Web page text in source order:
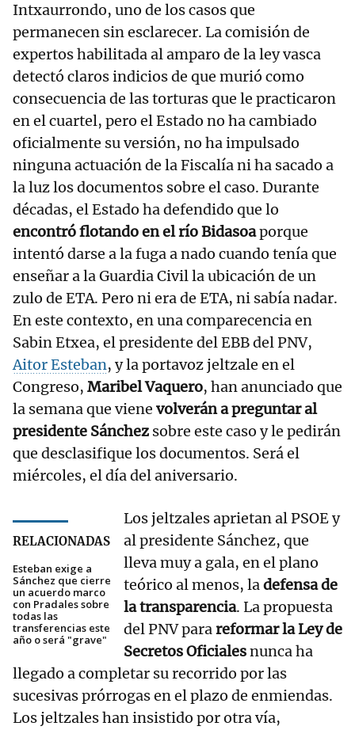
Intxaurrondo, uno de los casos que
permanecen sin esclarecer. La comisión de
expertos habilitada al amparo de la ley vasca
detectó claros indicios de que murió como
consecuencia de las torturas que le practicaron
en el cuartel, pero el Estado no ha cambiado
oficialmente su versión, no ha impulsado
ninguna actuación de la Fiscalía ni ha sacado a
la luz los documentos sobre el caso. Durante
décadas, el Estado ha defendido que lo
encontró flotando en el río Bidasoaporque
intentó darse a la fuga a nado cuando tenía que
enseñar a la Guardia Civil la ubicación de un
zulo de ETA. Pero ni era de ETA, ni sabía nadar.
En este contexto, en una comparecencia en
Sabin Etxea, el presidente del EBB del PNV,
Aitor Esteban, y la portavoz jeltzale en el
Congreso, Maribel Vaquero, han anunciado que
la semana que viene volverán a preguntar al
presidente Sánchez sobre este caso y le pedirán
que desclasifique los documentos. Será el
miércoles, el día del aniversario.
RELACIONADAS
Esteban exige a
Sánchez que cierre
un acuerdo marco
con Pradales sobre
todas las
transferencias este
año o será "grave"
Los jeltzales aprietan al PSOE y
al presidente Sánchez, que
lleva muy a gala, en el plano
teórico al menos, ladefensa de
la transparencia. La propuesta
del PNV parareformar la Ley de
Secretos Oficialesnunca ha
llegado a completar su recorrido por las
sucesivas prórrogas en el plazo de enmiendas.
Los jeltzales han insistido por otra vía,